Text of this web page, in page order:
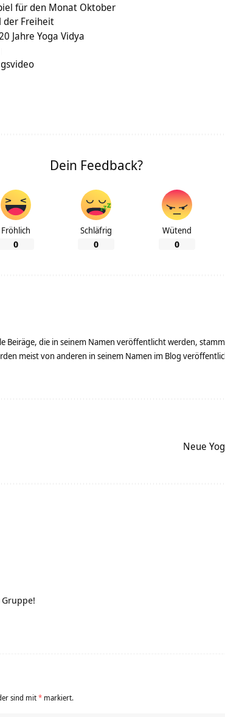
für den Monat Oktober
der Freiheit
Jahre Yoga Vidya
Dein Feedback?
Fröhlich
0
Schläfrig
0
Wütend
0
Beiräge, die in seinem Namen veröffentlicht werden,
meist von anderen in seinem Namen im Blog
Neue
sind mit* markiert.